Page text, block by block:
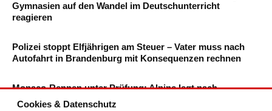
Cookies & Datenschutz
Gymnasien auf den Wandel im Deutschunterricht
reagieren
Polizei stoppt Elfjährigen am Steuer – Vater muss nach
Autofahrt in Brandenburg mit Konsequenzen rechnen
Monaco-Rennen unter Prüfung: Alpine legt nach
Boxengassen-Strafen Einspruch ein